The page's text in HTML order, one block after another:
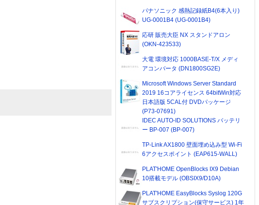
パナソニック 感熱記録紙B4(6本入り)
UG-0001B4 (UG-0001B4)
応研 販売大臣 NX スタンドアロン
(OKN-423533)
大電 環境対応 1000BASE-T/X メディ
アコンバータ (DN1800SG2E)
Microsoft Windows Server Standard
2019 16コアライセンス 64bitWin対応
日本語版 5CAL付 DVDパッケージ
(P73-07691)
IDEC AUTO-ID SOLUTIONS バッテリ
ー BP-007 (BP-007)
TP-Link AX1800 壁面埋め込み型 Wi-Fi
6アクセスポイント (EAP615-WALL)
PLAT'HOME OpenBlocks IX9 Debian
10搭載モデル (OBSIX9/D10A)
PLAT'HOME EasyBlocks Syslog 120G
サブスクリプション(保守サービス) 1年